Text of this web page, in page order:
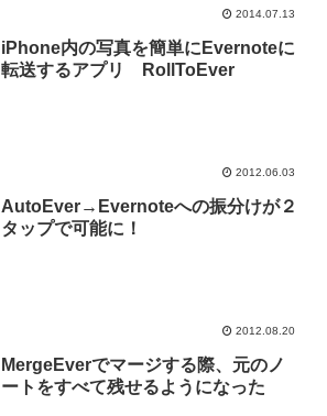
2014.07.13
iPhone内の写真を簡単にEvernoteに
転送するアプリ RollToEver
2012.06.03
AutoEver→Evernoteへの振分けが２
タップで可能に！
2012.08.20
MergeEverでマージする際、元のノ
ートをすべて残せるようになった